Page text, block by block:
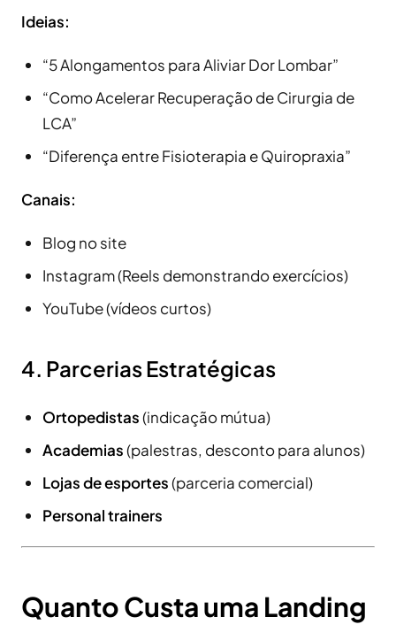
Ideias:
“5 Alongamentos para Aliviar Dor Lombar”
“Como Acelerar Recuperação de Cirurgia de
LCA”
“Diferença entre Fisioterapia e Quiropraxia”
Canais:
Blog no site
Instagram (Reels demonstrando exercícios)
YouTube (vídeos curtos)
4. Parcerias Estratégicas
Ortopedistas(indicação mútua)
Academias(palestras, desconto para alunos)
Lojas de esportes(parceria comercial)
Personal trainers
Quanto Custa uma Landing